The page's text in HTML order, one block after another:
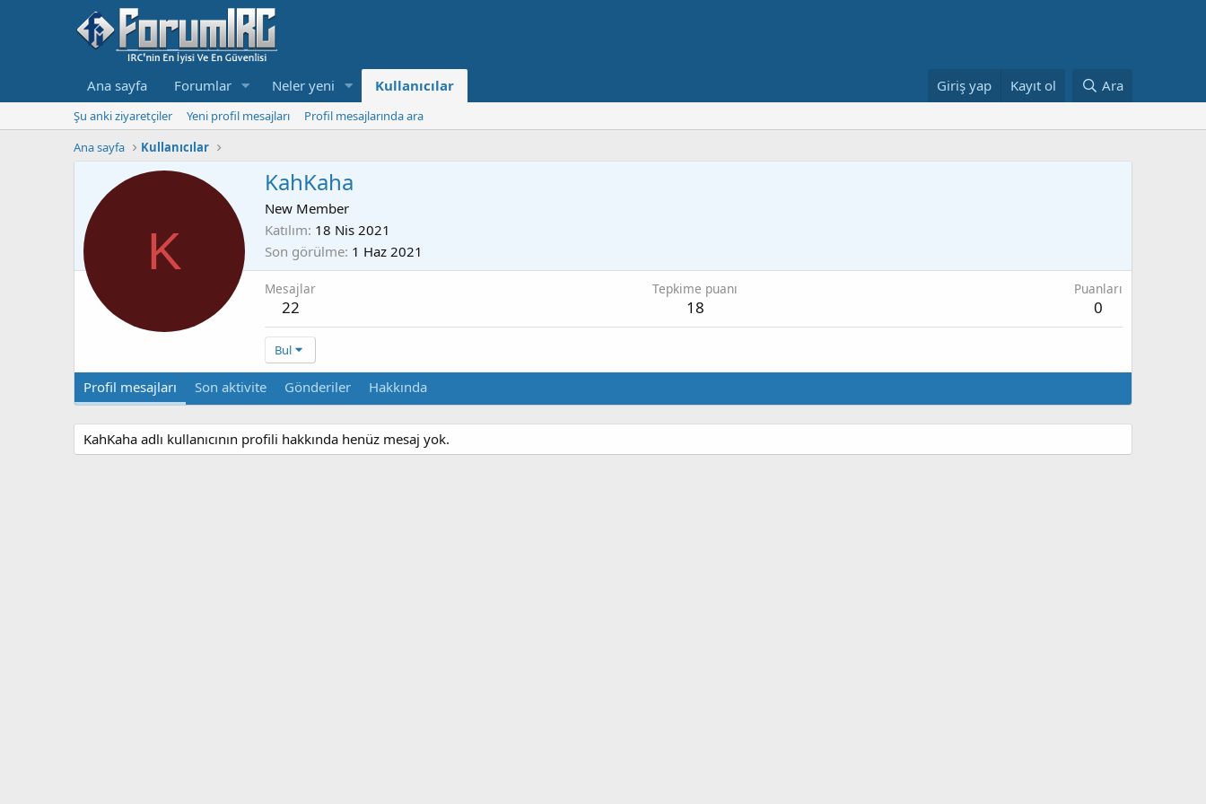
Ana sayfa Forumlar Neler yeni Kullanıcılar Giriş yap Kayıt ol Ara
Şu anki ziyaretçiler Yeni profil mesajları
Profil mesajlarında ara
Ana sayfa
Kullanıcılar
K
KahKaha
New Member
Katılım 18 Nis 2021
Son görülme 1 Haz 2021
Mesajlar
22
Tepkime puanı
18
Puanları
0
Bul
Profil mesajları Son aktivite Gönderiler Hakkında
KahKaha adlı kullanıcının profili hakkında henüz mesaj yok.